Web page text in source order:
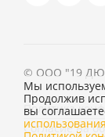
© ООО "19
Политика
Согласие на
Мы
Продолжив
вы